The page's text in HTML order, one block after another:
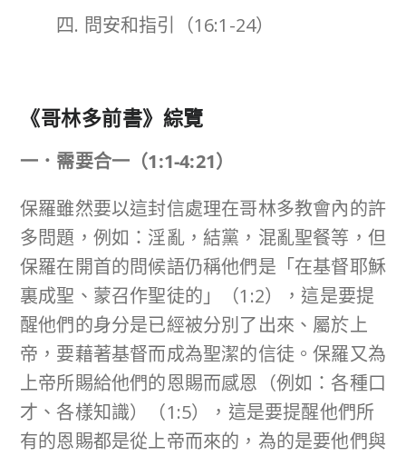
四. 問安和指引（16:1-24）
《哥林多前書》綜覽
一．需要合一 （1:1-4:21）
保羅雖然要以這封信處理在哥林多教會內的許
多問題，例如：淫亂，結黨，混亂聖餐等，但
保羅在開首的問候語仍稱他們是「在基督耶穌
裏成聖、蒙召作聖徒的」（1:2），這是要提
醒他們的身分是已經被分別了出來、屬於上
帝，要藉著基督而成為聖潔的信徒。保羅又為
上帝所賜給他們的恩賜而感恩（例如：各種口
才、各樣知識）（1:5），這是要提醒他們所
有的恩賜都是從上帝而來的，為的是要他們與